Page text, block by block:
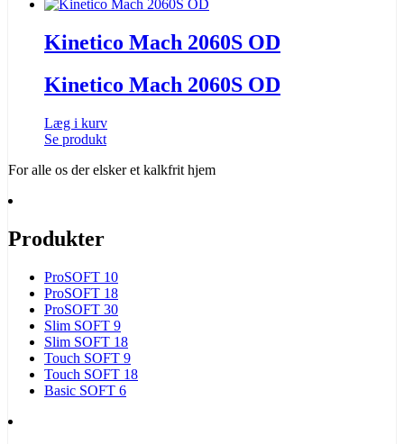
Kinetico Mach 2060S OD
Kinetico Mach 2060S OD
Læg i kurv
Se produkt
For alle os der elskeret kalkfrit hjem
Produkter
ProSOFT 10
ProSOFT 18
ProSOFT 30
Slim SOFT 9
Slim SOFT 18
Touch SOFT 9
Touch SOFT 18
Basic SOFT 6